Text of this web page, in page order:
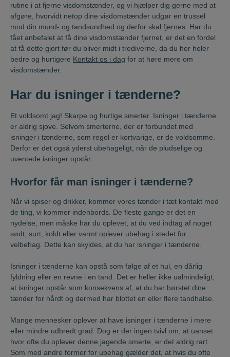
rutine i at fjerne visdomstænder, og vi hjælper dig gerne med at
afgøre, hvorvidt netop dine visdomstænder udgør en trussel
mod din mund- og tandsundhed og derfor skal fjernes. Har du
fået anbefalet at få dine visdomstænder fjernet, er det en fordel
at få dette gjort før du bliver midt i trediverne, da du her heler
bedre og hurtigere Kontakt os i dag for at høre mere om
visdomstænder.
Har du isninger i tænderne?
Et voldsomt jag! Skarpe og hurtige smerter. Isninger i tænderne
er aldrig sjove. Selvom smerterne, der er forbundet med
isninger i tænderne, som regel er kortvarige, er de voldsomme.
Derfor er det også yderst ubehageligt, når de pludselige og
uventede isninger opstår.
Hvorfor får man isninger i tænderne?
Når vi spiser og drikker, kommer vores tænder i tæt kontakt med
de ting, vi kommer indenbords. De fleste gange er det en
nydelse, men måske har du oplevet, at du ved indtag af noget
sødt, surt, koldt eller varmt oplever ubehag i stedet for
velbehag. Dette kan skyldes, at du har isninger i tænderne.
Isninger i tænderne kan opstå som følge af et hul, en dårlig
fyldning eller en revne i en tand. Det er heller ikke ualmindeligt,
at isninger opstår som konsekvens af, at du har børstet dine
tænder for hårdt og dermed har blottet en eller flere tandhalse.
Mange mennesker oplever at have isninger i tænderne i mere
eller mindre udbredt grad. Dog er der ingen tvivl om, at uanset
hvor ofte du oplever denne jagende smerte, er det aldrig rart.
Som med andre former for ubehag gælder det, at hvis du ofte